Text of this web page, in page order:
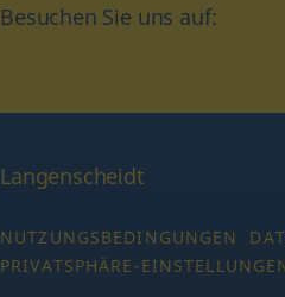
Besuchen Sie uns auf:
Langenscheidt
NUTZUNGSBEDINGUNGEN
PRIVATSPHÄRE-